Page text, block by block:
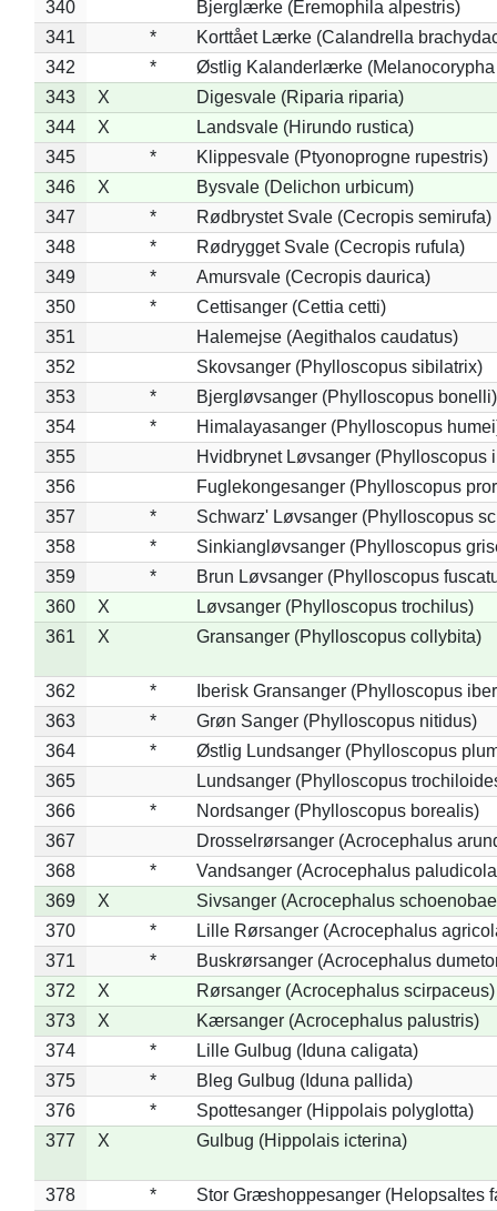
340
Bjerglærke (Eremophila alpestris)
341
*
Korttået Lærke (Calandrella
342
*
Østlig Kalanderlærke (Melanocorypha
343
X
Digesvale (Riparia riparia)
344
X
Landsvale (Hirundo rustica)
345
*
Klippesvale (Ptyonoprogne rupestris)
346
X
Bysvale (Delichon urbicum)
347
*
Rødbrystet Svale (Cecropis semirufa)
348
*
Rødrygget Svale (Cecropis rufula)
349
*
Amursvale (Cecropis daurica)
350
*
Cettisanger (Cettia cetti)
351
Halemejse (Aegithalos caudatus)
352
Skovsanger (Phylloscopus sibilatrix)
353
*
Bjergløvsanger (Phylloscopus bonelli)
354
*
Himalayasanger (Phylloscopus
355
Hvidbrynet Løvsanger (Phylloscopus
356
Fuglekongesanger (Phylloscopus
357
*
Schwarz' Løvsanger (Phylloscopus
358
*
Sinkiangløvsanger (Phylloscopus
359
*
Brun Løvsanger (Phylloscopus
360
X
Løvsanger (Phylloscopus trochilus)
361
X Gransanger (Phylloscopus collybita)
362 *
Iberisk Gransanger (Phylloscopus
363
*
Grøn Sanger (Phylloscopus nitidus)
364
*
Østlig Lundsanger (Phylloscopus
365
Lundsanger (Phylloscopus
366
*
Nordsanger (Phylloscopus borealis)
367
Drosselrørsanger (Acrocephalus
368
*
Vandsanger (Acrocephalus
369
X
Sivsanger (Acrocephalus
370
*
Lille Rørsanger (Acrocephalus
371
*
Buskrørsanger (Acrocephalus
372
X
Rørsanger (Acrocephalus scirpaceus)
373
X
Kærsanger (Acrocephalus palustris)
374
*
Lille Gulbug (Iduna caligata)
375
*
Bleg Gulbug (Iduna pallida)
376
*
Spottesanger (Hippolais polyglotta)
377
X Gulbug (Hippolais icterina)
378 *
Stor Græshoppesanger (Helopsaltes